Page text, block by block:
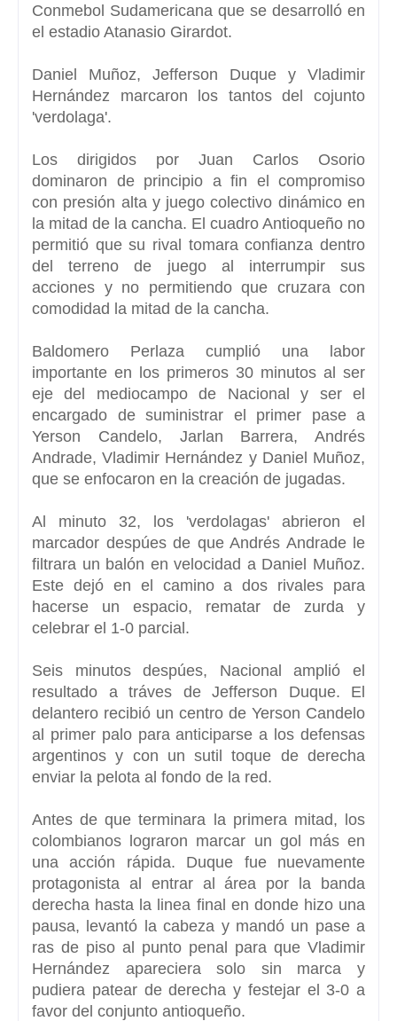
Conmebol Sudamericana que se desarrolló en
el estadio Atanasio Girardot.
Daniel Muñoz, Jefferson Duque y Vladimir
Hernández marcaron los tantos del cojunto
'verdolaga'.
Los dirigidos por Juan Carlos Osorio
dominaron de principio a fin el compromiso
con presión alta y juego colectivo dinámico en
la mitad de la cancha. El cuadro Antioqueño no
permitió que su rival tomara confianza dentro
del terreno de juego al interrumpir sus
acciones y no permitiendo que cruzara con
comodidad la mitad de la cancha.
Baldomero Perlaza cumplió una labor
importante en los primeros 30 minutos al ser
eje del mediocampo de Nacional y ser el
encargado de suministrar el primer pase a
Yerson Candelo, Jarlan Barrera, Andrés
Andrade, Vladimir Hernández y Daniel Muñoz,
que se enfocaron en la creación de jugadas.
Al minuto 32, los 'verdolagas' abrieron el
marcador despúes de que Andrés Andrade le
filtrara un balón en velocidad a Daniel Muñoz.
Este dejó en el camino a dos rivales para
hacerse un espacio, rematar de zurda y
celebrar el 1-0 parcial.
Seis minutos despúes, Nacional amplió el
resultado a tráves de Jefferson Duque. El
delantero recibió un centro de Yerson Candelo
al primer palo para anticiparse a los defensas
argentinos y con un sutil toque de derecha
enviar la pelota al fondo de la red.
Antes de que terminara la primera mitad, los
colombianos lograron marcar un gol más en
una acción rápida. Duque fue nuevamente
protagonista al entrar al área por la banda
derecha hasta la linea final en donde hizo una
pausa, levantó la cabeza y mandó un pase a
ras de piso al punto penal para que Vladimir
Hernández apareciera solo sin marca y
pudiera patear de derecha y festejar el 3-0 a
favor del conjunto antioqueño.